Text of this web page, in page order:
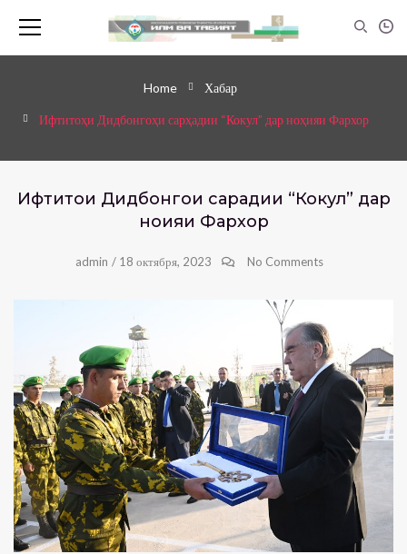
Home Хабар
Ифтитоҳи Дидбонгоҳи сарҳадии “Кокул” дар ноҳияи Фархор
Ифтитоҳи Дидбонгоҳи сарҳадии “Кокул” дар
ноҳияи Фархор
admin / 18 октября, 2023 No Comments